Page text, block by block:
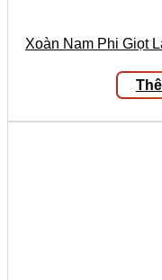
Xoàn Nam Phi Giọt